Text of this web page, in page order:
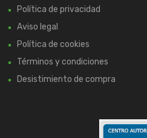
Política de privacidad
Aviso legal
Política de cookies
Términos y condiciones
Desistimiento de compra